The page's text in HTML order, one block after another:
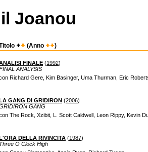
Joanou
(Anno )
FINALE (1992)
ANALYSIS
Richard Gere, Kim Basinger, Uma Thurman, Eric
GANG DI GRIDIRON (2006)
GANG
The Rock, Xzibit, L. Scott Caldwell, Leon Rippy, Kevin
DELLA RIVINCITA (1987)
Three O Clock High